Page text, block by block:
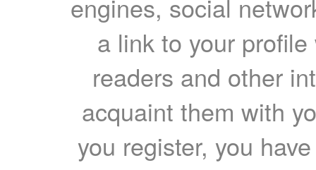
engines, social
a link to your
readers and other
acquaint them with
you register, you